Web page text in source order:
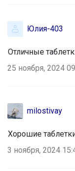
Юлия-403
Отличные
25 ноября, 2024
milostivay
Хорошие
3 ноября, 2024